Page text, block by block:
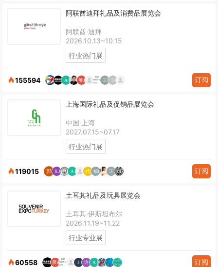
阿联酋迪拜礼品及消费品展览会
阿联酋·迪拜
2026.10.13~10.15
行业热门展
155594 订阅
上海国际礼品及促销品展览会
中国·上海
2027.07.15~07.17
行业热门展
119015 订阅
土耳其礼品及玩具展览会
土耳其·伊斯坦布尔
2026.11.19~11.22
行业专业展
60558 订阅